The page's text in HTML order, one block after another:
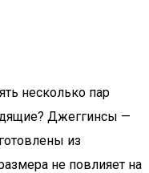
несколько пар
Джеггинсы —
из
не повлияет на